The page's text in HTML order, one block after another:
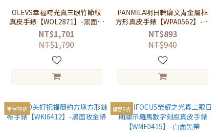
OLEVS幸福時光真三眼竹節紋
真皮手錶【WOL2871】-黑面黑
帶
NT$1,701
NT$1,790
PANMILA明日輪廓文青金屬框
方形真皮手錶【WPA0562】-白
面粉帶
NT$893
NT$940
單件78折 優惠9折